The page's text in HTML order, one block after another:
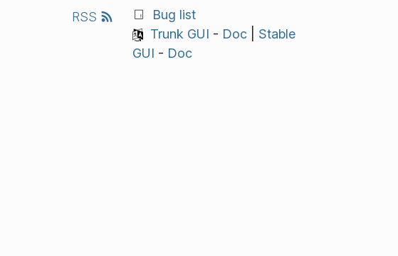
RSS
Bug list
Trunk GUI - Doc| Stable
GUI - Doc